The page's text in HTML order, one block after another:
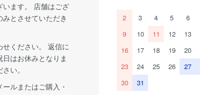
います。 店舗はござ
とさせていただき
ください。 返信に
はお休みとなりま
い。
ルまたはご購入・
2
3 4 5 6
9
10 11 12 13
16
17 18 19 20
23
24 25 26 27
30
31